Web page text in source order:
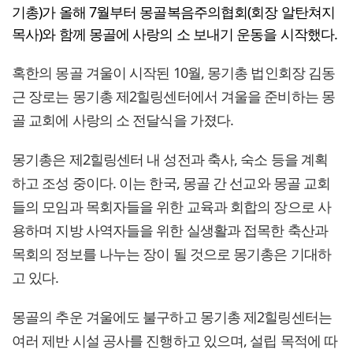
기총)가 올해 7월부터 몽골복음주의협회(회장 알탄쳐지
목사)와 함께 몽골에 사랑의 소 보내기 운동을 시작했다.
혹한의 몽골 겨울이 시작된 10월, 몽기총 법인회장 김동
근 장로는 몽기총 제2힐링센터에서 겨울을 준비하는 몽
골 교회에 사랑의 소 전달식을 가졌다.
몽기총은 제2힐링센터 내 성전과 축사, 숙소 등을 계획
하고 조성 중이다. 이는 한국, 몽골 간 선교와 몽골 교회
들의 모임과 목회자들을 위한 교육과 회합의 장으로 사
용하며 지방 사역자들을 위한 실생활과 접목한 축산과
목회의 정보를 나누는 장이 될 것으로 몽기총은 기대하
고 있다.
몽골의 추운 겨울에도 불구하고 몽기총 제2힐링센터는
여러 제반 시설 공사를 진행하고 있으며, 설립 목적에 따